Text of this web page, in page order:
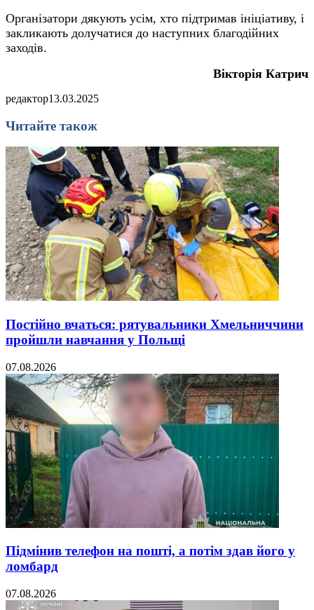
Організатори дякують усім, хто підтримав ініціативу, і
закликають долучатися до наступних благодійних
заходів.
Вікторія Катрич
редактор13.03.2025
Читайте також
Постійно вчаться: рятувальники Хмельниччини
пройшли навчання у Польщі
07.08.2026
Підмінив телефон на пошті, а потім здав його у
ломбард
07.08.2026